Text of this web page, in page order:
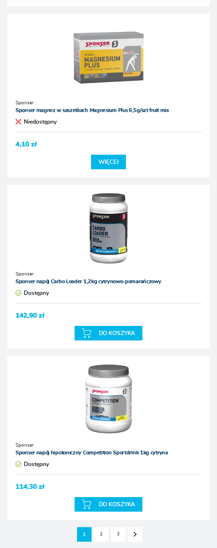
Sponser
Sponser magnez w saszetkach Magnesium Plus 6,5g/szt fruit mix
Niedostępny
4,10 zł
WIĘCEJ
Sponser
Sponser napój Carbo Loader 1,2kg cytrynowo-pomarańczowy
Dostępny
142,90 zł
DO KOSZYKA
Sponser
Sponser napój hipotoniczny Competition Sportdrink 1kg cytryna
Dostępny
114,30 zł
DO KOSZYKA
1 2 3